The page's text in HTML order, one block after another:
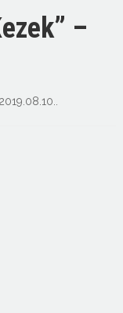
–
2019.08.10.